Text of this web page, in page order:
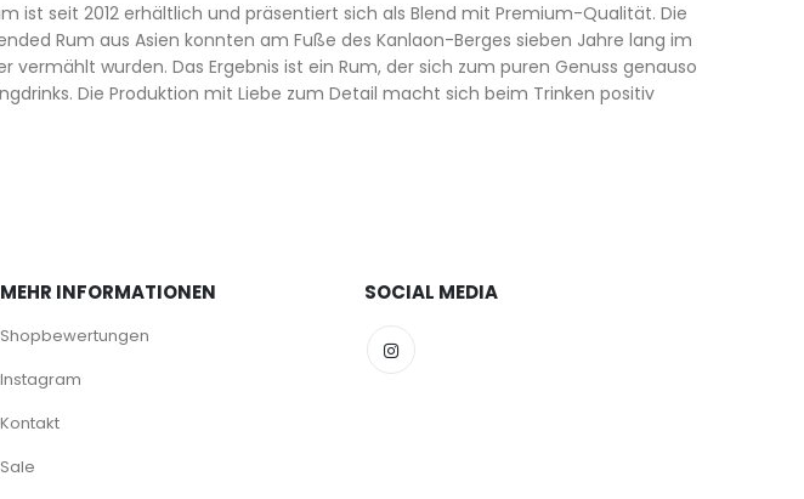
ist seit 2012 erhältlich und präsentiert sich als Blend mit Premium-Qualität. Die
Rum aus Asien konnten am Fuße des Kanlaon-Berges sieben Jahre lang im
vermählt wurden. Das Ergebnis ist ein Rum, der sich zum puren Genuss genauso
Die Produktion mit Liebe zum Detail macht sich beim Trinken positiv
MEHR INFORMATIONEN
Shopbewertungen
Instagram
Kontakt
Sale
SOCIAL MEDIA